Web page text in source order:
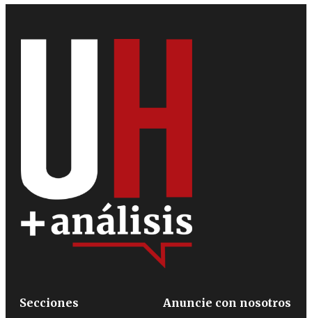
Secciones
Anuncie con nosotros